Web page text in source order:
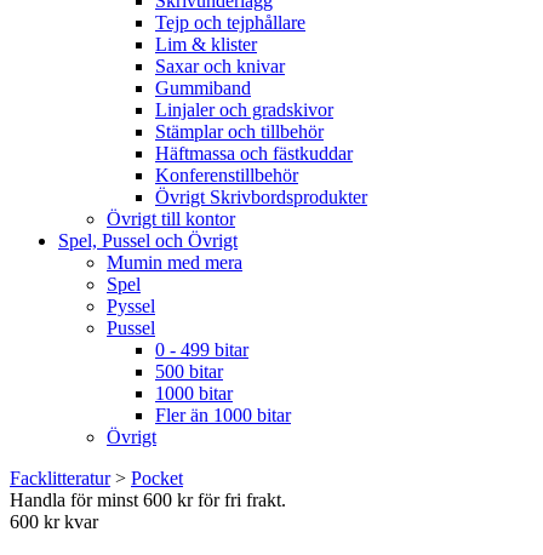
Tejp och tejphållare
Lim & klister
Saxar och knivar
Gummiband
Linjaler och gradskivor
Stämplar och tillbehör
Häftmassa och fästkuddar
Konferenstillbehör
Övrigt Skrivbordsprodukter
Övrigt till kontor
Spel, Pussel och Övrigt
Mumin med mera
Spel
Pyssel
Pussel
0 - 499 bitar
500 bitar
1000 bitar
Fler än 1000 bitar
Övrigt
Facklitteratur> Pocket
Handla för minst 600 kr för fri frakt.
600 kr kvar